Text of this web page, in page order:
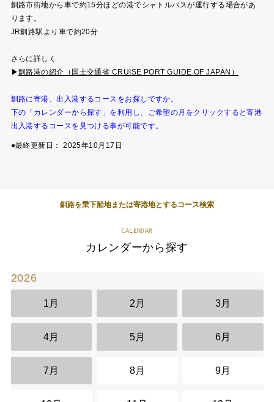
釧路市街地から車で約15分ほどの港でシャトルバスが運行する場合があ
ります。
JR釧路駅より車で約20分
さらに詳しく
▶釧路港の紹介（国土交通省 CRUISE PORT GUIDE OF JAPAN）
釧路に寄港、出入港するコースをお探しですか。
下の「カレンダーから探す」を利用し、ご希望の月をクリックすると寄港
出入港するコースを見つける事が可能です。
●最終更新日： 2025年10月17日
釧路を乗下船地または寄港地とするコース検索
CALENDAR
カレンダーから探す
2026
1月 2月 3月
4月 5月 6月
7月 8月 9月